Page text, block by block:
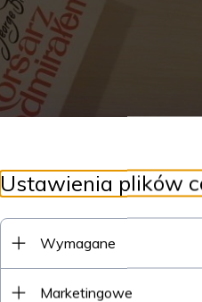
Ustawienia plików
Wymagane
Marketingowe